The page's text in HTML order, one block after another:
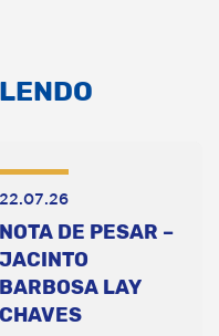
22.07.26
NOTA DE PESAR –
JACINTO
BARBOSA LAY
CHAVES